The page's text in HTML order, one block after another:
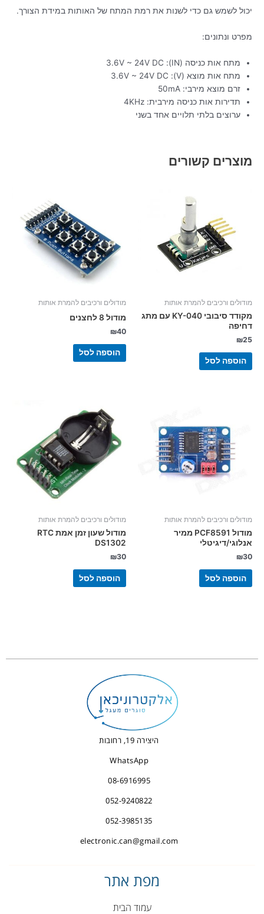
יכול לשמש גם כדי לשנות את רמת המתח של האותות במידת הצורך.
מפרט ונתונים:
מתח אות כניסה (IN): 3.6V ~ 24V DC
מתח אות מוצא (V): 3.6V ~ 24V DC
זרם מוצא מירבי: 50mA
תדירות אות כניסה מירבית: 4KHz
ערוצים בלתי תלויים אחד בשני
מוצרים קשורים
מודולים ורכיבים להמרת אותות
מקודד סיבובי KY-040 עם מתג
דחיפה
₪25
הוספה לסל
מודולים ורכיבים להמרת אותות
מודול 8 לחצנים
₪40
הוספה לסל
מודולים ורכיבים להמרת אותות
מודול PCF8591 ממיר
אנלוגי/דיגיטלי
₪30
הוספה לסל
מודולים ורכיבים להמרת אותות
מודול שעון זמן אמת RTC
DS1302
₪30
הוספה לסל
היצירה 19, רחובות
WhatsApp
08-6916995
052-9240822
052-3985135
electronic.can@gmail.com
מפת אתר
עמוד הבית